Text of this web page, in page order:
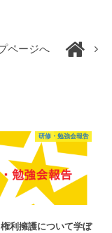
ページへ
研修・勉強会報告
利擁護について学ぼ